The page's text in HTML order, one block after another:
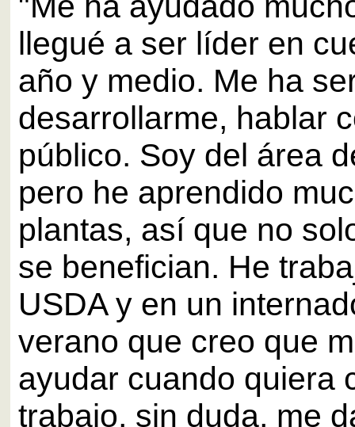
llegué a ser líder en
año y medio. Me ha
desarrollarme, hablar
público. Soy del área
pero he aprendido
plantas, así que no
se benefician. He
USDA y en un
verano que creo que
ayudar cuando quiera
trabajo, sin duda, me